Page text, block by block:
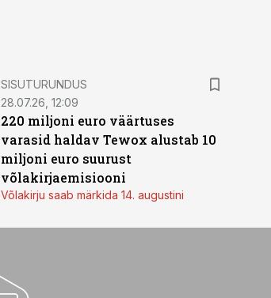
ST
SISUTURUNDUS
28.07.26, 12:09
220 miljoni euro väärtuses
varasid haldav Tewox alustab 10
miljoni euro suurust
võlakirjaemisiooni
Võlakirju saab märkida 14. augustini